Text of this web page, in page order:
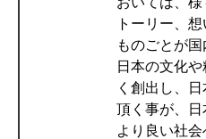
トーリー、
ものごとが
日本の文化
く創出し、
頂く事が、
より良い社